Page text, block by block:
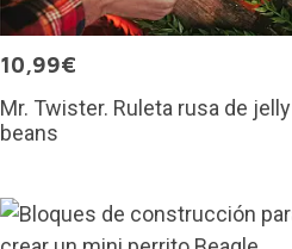
10,99€
Mr. Twister. Ruleta rusa de jelly
beans